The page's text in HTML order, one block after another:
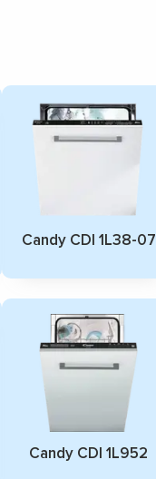
Candy CDI 1L38-07
Candy CDI 1L952